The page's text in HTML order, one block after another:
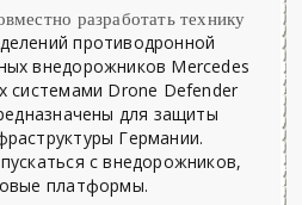
разработать технику
противодронной
внедорожников Mercedes
системами Drone Defender
для защиты
Германии.
с внедорожников,
платформы.